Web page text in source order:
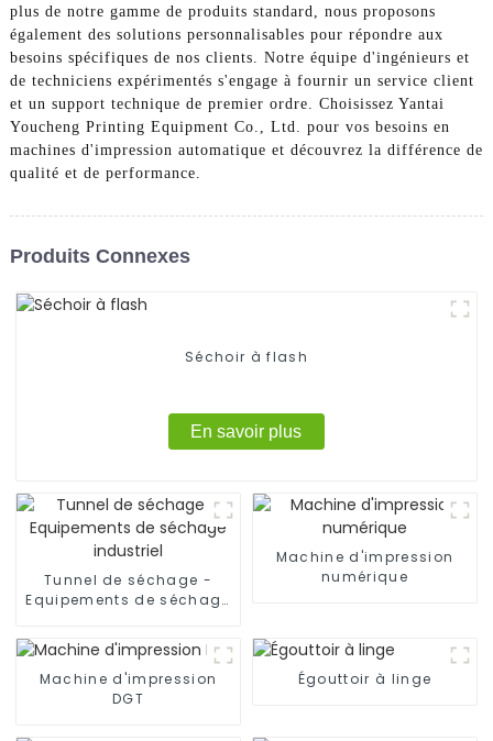
plus de notre gamme de produits standard, nous proposons
également des solutions personnalisables pour répondre aux
besoins spécifiques de nos clients. Notre équipe d'ingénieurs et
de techniciens expérimentés s'engage à fournir un service client
et un support technique de premier ordre. Choisissez Yantai
Youcheng Printing Equipment Co., Ltd. pour vos besoins en
machines d'impression automatique et découvrez la différence de
qualité et de performance.
Produits Connexes
Séchoir à flash
En savoir plus
Tunnel de séchage -
Equipements de séchage
Machine d'impression
numérique
Machine d'impression
DGT
Égouttoir à linge